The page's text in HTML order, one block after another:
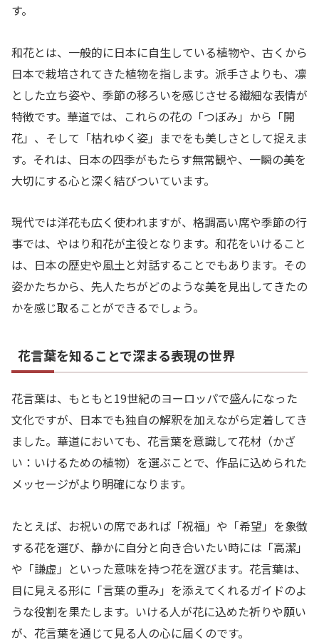
す。
和花とは、一般的に日本に自生している植物や、古くから
日本で栽培されてきた植物を指します。派手さよりも、凛
とした立ち姿や、季節の移ろいを感じさせる繊細な表情が
特徴です。華道では、これらの花の「つぼみ」から「開
花」、そして「枯れゆく姿」までをも美しさとして捉えま
す。それは、日本の四季がもたらす無常観や、一瞬の美を
大切にする心と深く結びついています。
現代では洋花も広く使われますが、格調高い席や季節の行
事では、やはり和花が主役となります。和花をいけること
は、日本の歴史や風土と対話することでもあります。その
姿かたちから、先人たちがどのような美を見出してきたの
かを感じ取ることができるでしょう。
花言葉を知ることで深まる表現の世界
花言葉は、もともと19世紀のヨーロッパで盛んになった
文化ですが、日本でも独自の解釈を加えながら定着してき
ました。華道においても、花言葉を意識して花材（かざ
い：いけるための植物）を選ぶことで、作品に込められた
メッセージがより明確になります。
たとえば、お祝いの席であれば「祝福」や「希望」を象徴
する花を選び、静かに自分と向き合いたい時には「高潔」
や「謙虚」といった意味を持つ花を選びます。花言葉は、
目に見える形に「言葉の重み」を添えてくれるガイドのよ
うな役割を果たします。いける人が花に込めた祈りや願い
が、花言葉を通じて見る人の心に届くのです。